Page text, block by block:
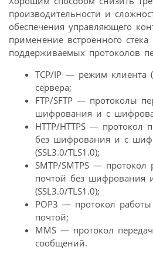
производительности и
обеспечения управляющего
применение встроенного
поддерживаемых протоколов
TCP/IP — режим клиента
сервера;
FTP/SFTP — протоколы
шифрования и с
HTTP/HTTPS — протокол
без шифрования и с
(SSL3.0/TLS1.0);
SMTP/SMTPS — протокол
почтой без шифрования
(SSL3.0/TLS1.0);
POP3 — протокол
почтой;
MMS — протокол
сообщений.